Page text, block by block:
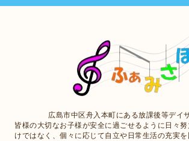
広島市中区舟入本町にある放課後等デイ
皆様の大切なお子様が安全に過ごせるように日々
けではなく、個々に応じて自立や日常生活の充実